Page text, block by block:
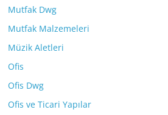
Mutfak Dwg
Mutfak Malzemeleri
Müzik Aletleri
Ofis
Ofis Dwg
Ofis ve Ticari Yapılar